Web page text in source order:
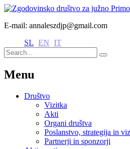
E-mail: annaleszdjp@gmail.com
SL EN IT
Menu
Društvo
Vizitka
Akti
Organi društva
Poslanstvo, strategija in
Partnerji in sponzorji